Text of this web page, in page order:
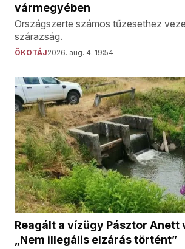
vármegyében
Országszerte számos tűzesethez
szárazság.
ÖKOTÁJ2026. aug. 4. 19:54
Reagált a vízügy Pásztor Anett
„Nem illegális elzárás történt”